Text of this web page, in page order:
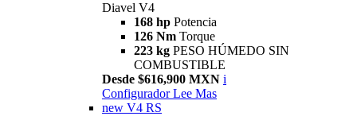
Diavel V4
168 hp Potencia
126 Nm Torque
223 kg PESO HÚMEDO SIN
COMBUSTIBLE
Desde $616,900 MXN i
Configurador Lee Mas
new V4 RS